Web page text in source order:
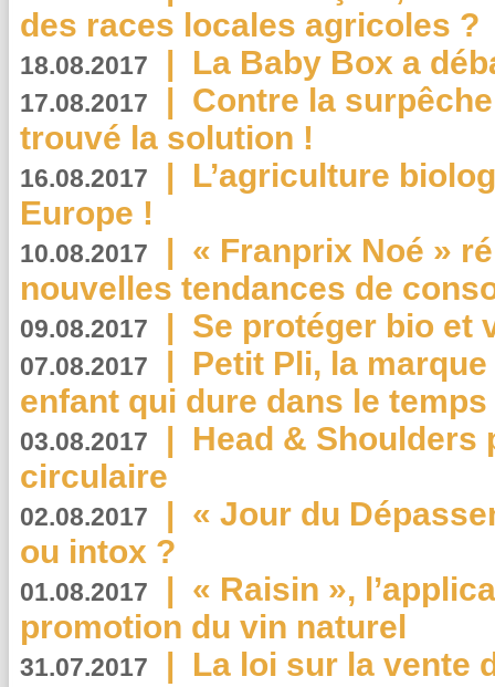
des races locales agricoles ?
18.08.2017 | La Baby Box a
17.08.2017 | Contre la
trouvé la solution !
16.08.2017 | L’agriculture
Europe !
10.08.2017 | « Franprix Noé »
nouvelles tendances de
09.08.2017 | Se protéger bio et
07.08.2017 | Petit Pli, la
enfant qui dure dans le temps
03.08.2017 | Head & Shoulders
circulaire
02.08.2017 | « Jour du
ou intox ?
01.08.2017 | « Raisin »,
promotion du vin naturel
31.07.2017 | La loi sur la vente